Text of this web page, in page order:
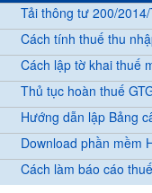
Tải thông tư 200/
Cách tính thuế thu
Cách lập tờ khai thuế
Thủ tục hoàn thuế
Hướng dẫn lập Bảng
Download phần mềm
Cách làm báo cáo